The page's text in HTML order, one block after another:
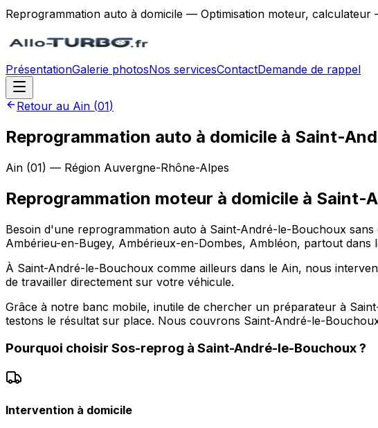
Reprogrammation auto à domicile — Optimisation moteur,
PrésentationGalerie photosNos servicesContactDemande de rappel
Retour au Ain (01)
Reprogrammation auto à domicile à Saint-
Ain (01) — Région Auvergne-Rhône-Alpes
Reprogrammation moteur à domicile à Saint-
Besoin d'une reprogrammation auto à Saint-André-le-Bouchoux
Ambérieu-en-Bugey, Ambérieux-en-Dombes, Ambléon, partout
À Saint-André-le-Bouchoux comme ailleurs dans le Ain, nous
de travailler directement sur votre véhicule.
Grâce à notre banc mobile, inutile de chercher un préparateur à
testons le résultat sur place. Nous couvrons Saint-André-le-
Pourquoi choisir Sos-reprog à Saint-André-le-Bouchoux?
Intervention à domicile